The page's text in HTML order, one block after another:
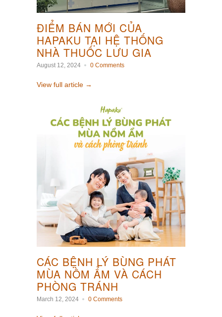
ĐIỂM BÁN MỚI CỦA
HAPAKU TẠI HỆ THỐNG
NHÀ THUỐC LƯU GIA
August 12, 2024 0 Comments
View full article →
CÁC BỆNH LÝ BÙNG PHÁT
MÙA NỒM ẨM VÀ CÁCH
PHÒNG TRÁNH
March 12, 2024 0 Comments